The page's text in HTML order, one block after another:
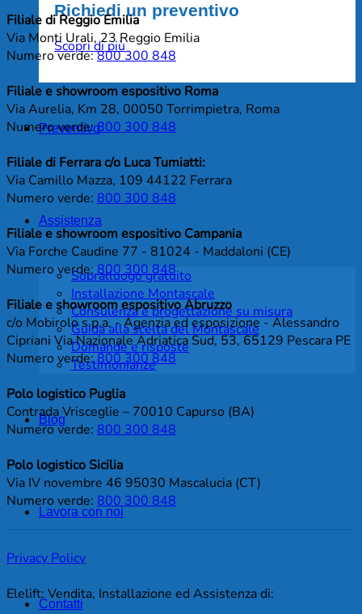
Richiedi un preventivo
Scopri di più
Preventivo
Assistenza
Sopralluogo gratuito
Installazione Montascale
Consulenza e progettazione su misura
Guida alla scelta del Montascale
Domande e risposte
Testimonianze
Blog
Lavora con noi
Contatti
Filiale di Reggio Emilia
Via Monti Urali, 23 Reggio Emilia
Numero verde:800 300 848
Filiale e showroom espositivo Roma
Via Aurelia, Km 28, 00050 Torrimpietra, Roma
Numero verde:800 300 848
Filiale di Ferrara c/o Luca Tumiatti:
Via Camillo Mazza, 109 44122 Ferrara
Numero verde: 800 300 848
Filiale e showroom espositivo Campania
Via Forche Caudine 77 - 81024 - Maddaloni (CE)
Numero verde:800 300 848
Filiale e showroom espositivo Abruzzo
c/o Mobirolo s.p.a. - Agenzia ed esposizione - Alessandro
Cipriani Via Nazionale Adriatica Sud, 53, 65129 Pescara PE
Numero verde:800 300 848
Polo logistico Puglia
Contrada Vrisceglie – 70010 Capurso (BA)
Numero verde: 800 300 848
Polo logistico Sicilia
Via IV novembre 46 95030 Mascalucia (CT)
Numero verde: 800 300 848
Privacy Policy
Elelift: Vendita, Installazione ed Assistenza di: